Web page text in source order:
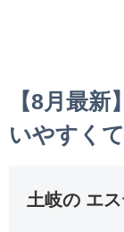
【8月最
いやすく
土岐の エス